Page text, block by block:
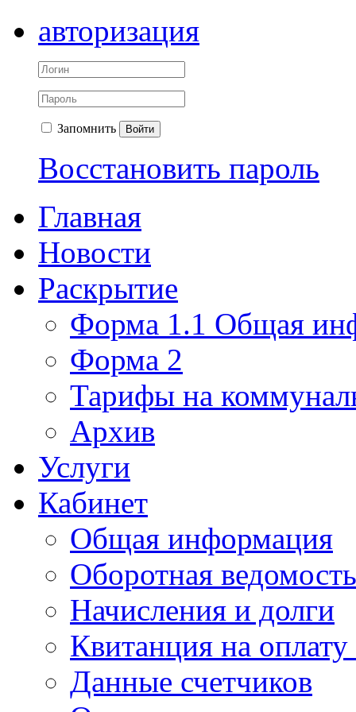
авторизация
Запомнить Войти
Восстановить пароль
Главная
Новости
Раскрытие
Форма 1.1 Общая
Форма 2
Тарифы на
Архив
Услуги
Кабинет
Общая информация
Оборотная ведомость
Начисления и долги
Квитанция на
Данные счетчиков